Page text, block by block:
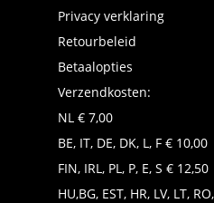
Privacy verklaring
Retourbeleid
Betaalopties
Verzendkosten:
NL € 7,00
BE, IT, DE, DK, L, F € 10,00
FIN, IRL, PL, P, E, S € 12,50
HU,BG, EST, HR, LV, LT,